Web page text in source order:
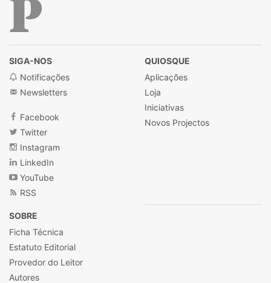
SIGA-NOS
Notificações
Newsletters
Facebook
Twitter
Instagram
LinkedIn
YouTube
RSS
QUIOSQUE
Aplicações
Loja
Iniciativas
Novos Projectos
SOBRE
Ficha Técnica
Estatuto Editorial
Provedor do Leitor
Autores